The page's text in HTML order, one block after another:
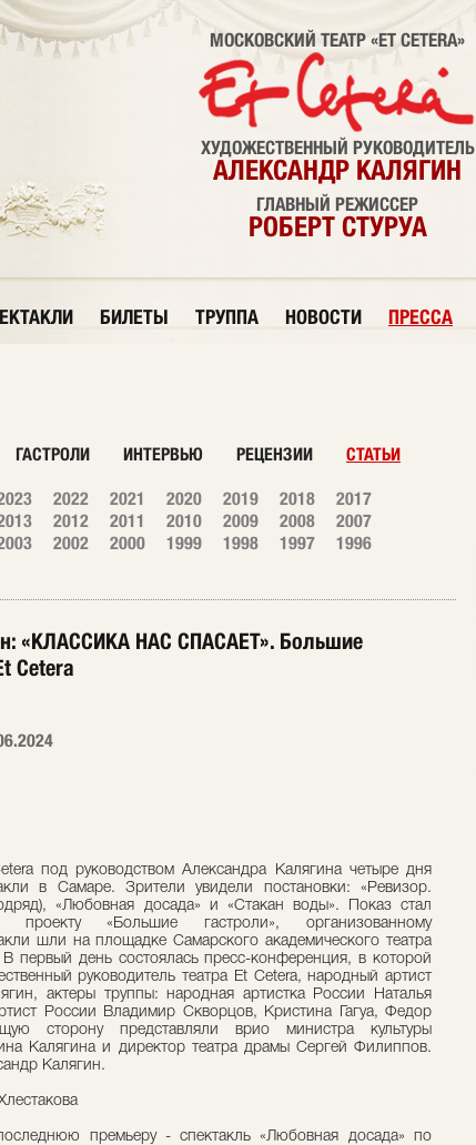
МОСКОВСКИЙ ТЕАТР «ET CETERA»
ХУДОЖЕСТВЕННЫЙ РУКОВОДИТЕЛЬ
АЛЕКСАНДР КАЛЯГИН
ГЛАВНЫЙ РЕЖИССЕР
РОБЕРТ СТУРУА
БИЛЕТЫ ТРУППА НОВОСТИ ПРЕССА
ГАСТРОЛИ ИНТЕРВЬЮ РЕЦЕНЗИИ СТАТЬИ
2022 2021 2020 2019 2018
2017
2012 2011 2010 2009 2008
2007
2002 2000 1999 1998 1997
1996
«КЛАССИКА НАС СПАСАЕТ». Большие
Cetera
под руководством Александра Калягина четыре дня
в Самаре. Зрители увидели постановки: «Ревизор.
«Любовная досада» и «Стакан воды». Показ стал
проекту «Большие гастроли», организованному
шли на площадке Самарского академического театра
первый день состоялась пресс-конференция, в которой
руководитель театра Et Cetera, народный артист
актеры труппы: народная артистка России Наталья
России Владимир Скворцов, Кристина Гагуа, Федор
сторону представляли врио министра культуры
Калягина и директор театра драмы Сергей Филиппов.
Калягин.
премьеру - спектакль «Любовная досада» по